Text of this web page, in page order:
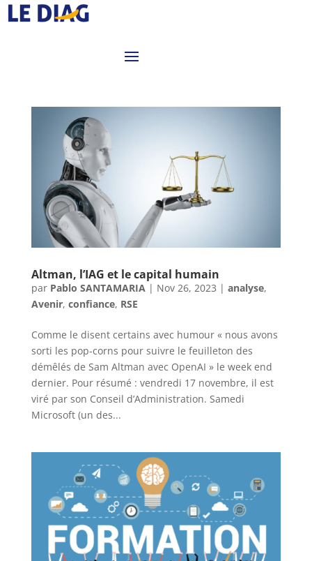
Altman, l’IAG et le capital humain
par Pablo SANTAMARIA | Nov 26, 2023 | analyse,
Avenir, confiance, RSE
Comme le disent certains avec humour « nous avons
sorti les pop-corns pour suivre le feuilleton des
démêlés de Sam Altman avec OpenAI » le week end
dernier. Pour résumé : vendredi 17 novembre, il est
viré par son Conseil d’Administration. Samedi
Microsoft (un des...